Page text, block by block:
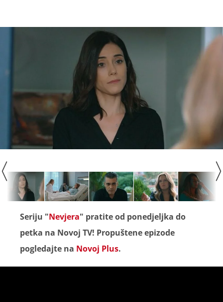
Seriju "Nevjera" pratite od ponedjeljka do
petka na Novoj TV! Propuštene epizode
pogledajte na Novoj Plus.